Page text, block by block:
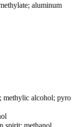
aluminum
methylic alcohol; pyro